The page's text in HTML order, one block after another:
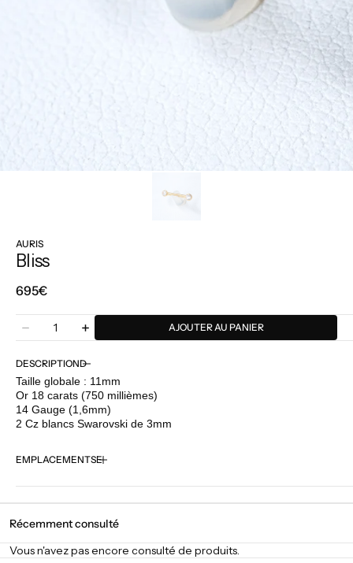
AURIS
Bliss
Prix
695€
Diminuer
quantité
pour
Auris
-
Bliss
Quantité
Augmenter
quantité
pour
Auris
-
Bliss
AJOUTER AU PANIER
DESCRIPTION
Taille globale : 11mm
Or 18 carats (750 millièmes)
14 Gauge (1,6mm)
2 Cz blancs Swarovski de 3mm
EMPLACEMENTS
Récemment consulté
Vous n'avez pas encore consulté de produits.